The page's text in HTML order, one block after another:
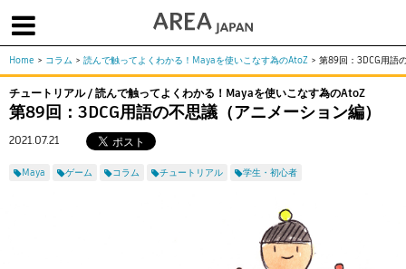
体験版で始める 学生向け無償版 ソフトを購入
About us | フォーラム | お問合せ | メールマガジン
Columns Tutorials
Home > コラム > 読んで触ってよくわかる！Mayaを使いこなす為のAtoZ > 第89回：3DCG用語
チュートリアル / 読んで触ってよくわかる！Mayaを使いこなす為のAtoZ
第89回：3DCG用語の不思議（アニメーション編）
2021.07.21
Maya ゲーム コラム チュートリアル 学生・初心者